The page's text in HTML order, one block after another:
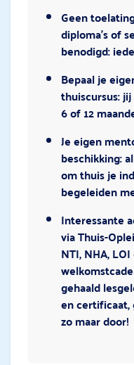
Geen
diploma’s of
benodigd:
Bepaal je
thuiscursus:
6 of 12
Je eigen
beschikking:
om thuis je
begeleiden
Interessante
via Thuis-
NTI, NHA,
gehaald
en certificaat,
zo maar door!